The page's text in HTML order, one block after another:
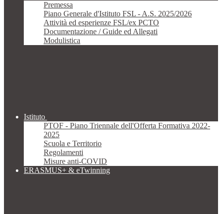
Premessa
Piano Generale d'Istituto FSL - A.S. 2025/2026
Attività ed esperienze FSL/ex PCTO
Documentazione / Guide ed Allegati
Modulistica
Istituto
PTOF - Piano Triennale dell'Offerta Formativa 2022-
2025
Scuola e Territorio
Regolamenti
Misure anti-COVID
ERASMUS+ & eTwinning